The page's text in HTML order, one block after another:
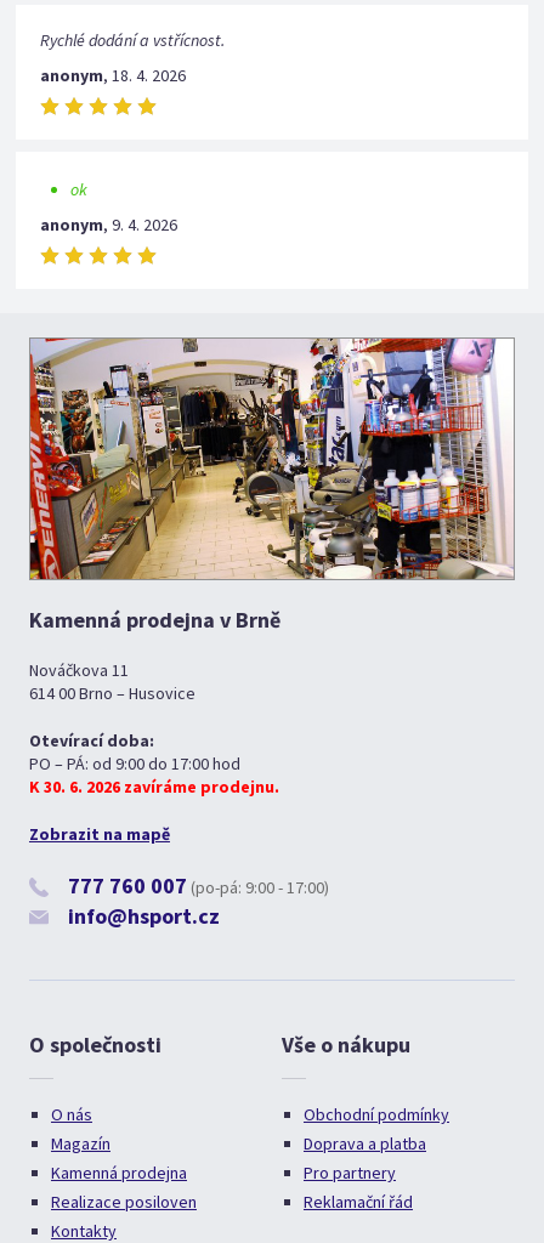
Rychlé dodání a vstřícnost.
anonym,18. 4. 2026
ok
anonym,9. 4. 2026
Kamenná prodejna v Brně
Nováčkova 11
614 00 Brno – Husovice
Otevírací doba:
PO – PÁ: od 9:00 do 17:00 hod
K 30. 6. 2026 zavíráme prodejnu.
Zobrazit na mapě
777 760 007 (po-pá: 9:00 - 17:00)
info@hsport.cz
O společnosti
O nás
Magazín
Kamenná prodejna
Realizace posiloven
Kontakty
Vše o nákupu
Obchodní podmínky
Doprava a platba
Pro partnery
Reklamační řád